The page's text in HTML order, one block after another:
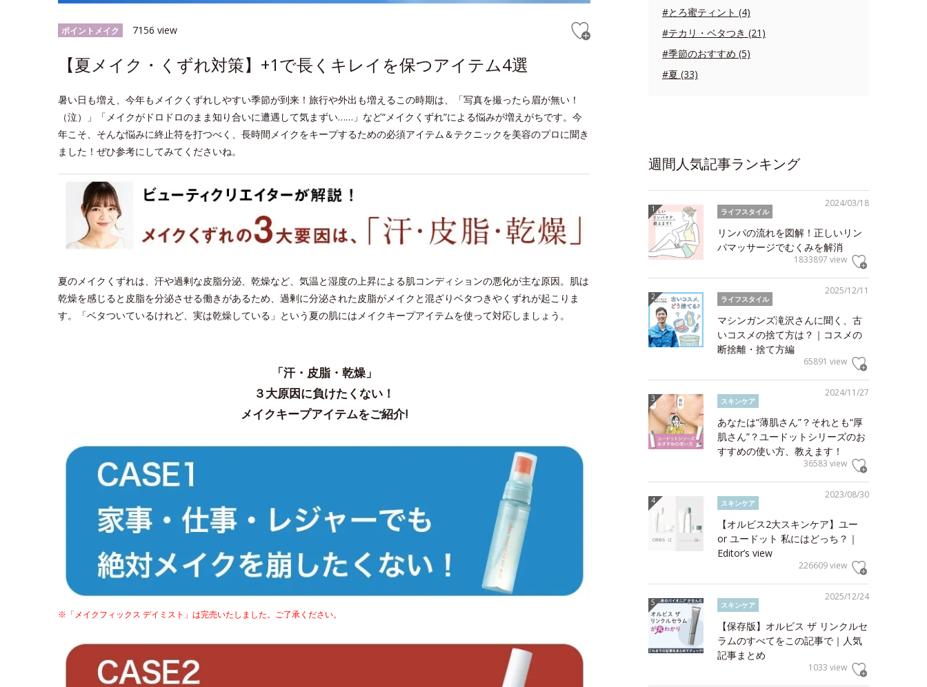
ポイントメイク 7156 view
【夏メイク・くずれ対策】+1で長くキレイを保つアイテム4選
暑い日も増え、今年もメイクくずれしやすい季節が到来！旅行や外出も増えるこの時期は、「写真を撮ったら眉が無い！
（泣）」「メイクがドロドロのまま知り合いに遭遇して気まずい……」など“メイクくずれ”による悩みが増えがちです。今
年こそ、そんな悩みに終止符を打つべく、長時間メイクをキープするための必須アイテム＆テクニックを美容のプロに聞き
ました！ぜひ参考にしてみてくださいね。
夏のメイクくずれは、汗や過剰な皮脂分泌、乾燥など、気温と湿度の上昇による肌コンディションの悪化が主な原因。肌は
乾燥を感じると皮脂を分泌させる働きがあるため、過剰に分泌された皮脂がメイクと混ざりベタつきやくずれが起こりま
す。「ベタついているけれど、実は乾燥している」という夏の肌にはメイクキープアイテムを使って対応しましょう。
「汗・皮脂・乾燥」
３大原因に負けたくない！
メイクキープアイテムをご紹介!
※「メイクフィックス デイミスト」は完売いたしました。ご了承ください。
#とろ蜜ティント (4)
#テカリ・ベタつき (21)
#季節のおすすめ (5)
#夏 (33)
週間人気記事ランキング
2024/03/18
ライフスタイル
リンパの流れを図解！正しいリン
パマッサージでむくみを解消
1833897 view
2025/12/11
ライフスタイル
マシンガンズ滝沢さんに聞く、古
いコスメの捨て方は？｜コスメの
断捨離・捨て方編
65891 view
2024/11/27
スキンケア
あなたは“薄肌さん”？それとも“厚
肌さん”？ユードットシリーズのお
すすめの使い方、教えます！
36583 view
2023/08/30
スキンケア
【オルビス2大スキンケア】ユー
or ユードット 私にはどっち？｜
Editor’s view
226609 view
2025/12/24
スキンケア
【保存版】オルビス ザ リンクルセ
ラムのすべてをこの記事で｜人気
記事まとめ
1033 view